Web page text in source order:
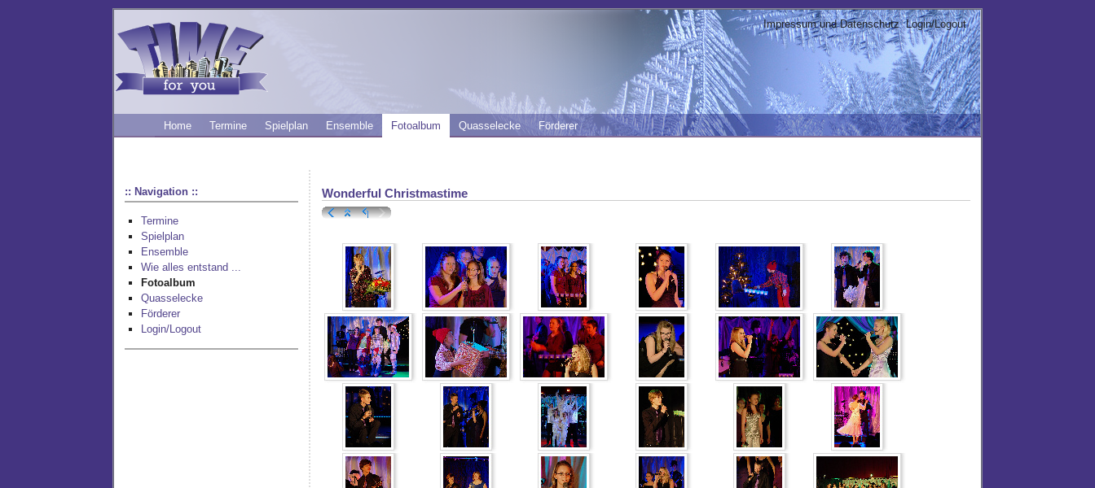
Impressum und Datenschutz Login/Logout
Home Termine Spielplan Ensemble Fotoalbum Quasselecke Förderer
:: Navigation ::
Termine
Spielplan
Ensemble
Wie alles entstand ...
Fotoalbum
Quasselecke
Förderer
Login/Logout
Wonderful Christmastime